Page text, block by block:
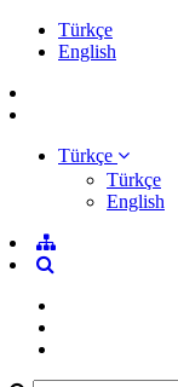
Türkçe
English
Türkçe
Türkçe
English